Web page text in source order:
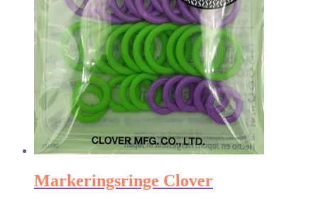
Markeringsringe Clover